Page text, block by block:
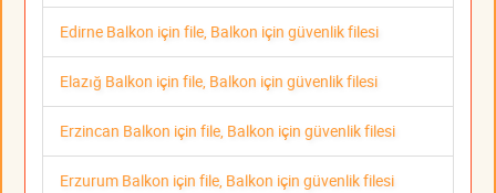
Edirne Balkon için file, Balkon için güvenlik filesi
Elazığ Balkon için file, Balkon için güvenlik filesi
Erzincan Balkon için file, Balkon için güvenlik filesi
Erzurum Balkon için file, Balkon için güvenlik filesi